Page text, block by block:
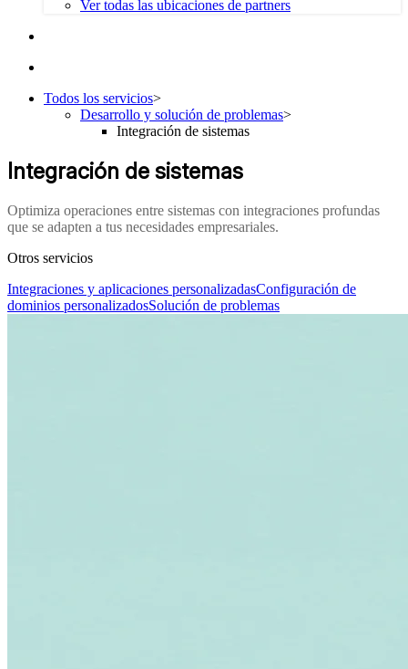
Ver todas las ubicaciones de partners
Todos los servicios>
Desarrollo y solución de problemas>
Integración de sistemas
Integración de sistemas
Optimiza operaciones entre sistemas con integraciones profundas
que se adapten a tus necesidades empresariales.
Otros servicios
Integraciones y aplicaciones personalizadasConfiguración de
dominios personalizadosSolución de problemas